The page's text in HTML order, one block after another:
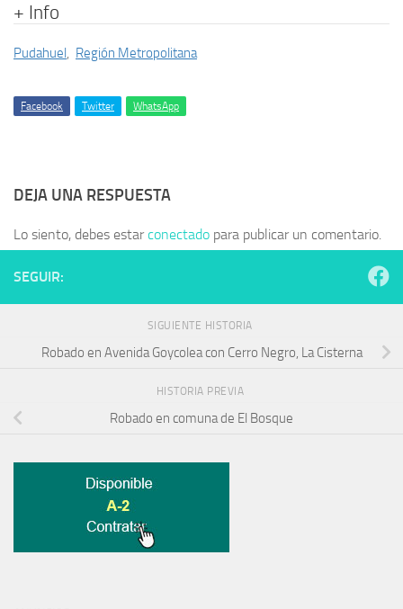
+ Info
Pudahuel , Región Metropolitana
Facebook Twitter WhatsApp
DEJA UNA RESPUESTA
Lo siento, debes estarconectado para publicar un comentario.
SEGUIR:
SIGUIENTE HISTORIA
Robado en Avenida Goycolea con Cerro Negro, La Cisterna
HISTORIA PREVIA
Robado en comuna de El Bosque